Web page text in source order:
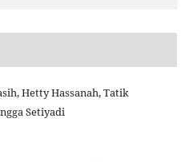
Hetty Hassanah, Tatik
Setiyadi